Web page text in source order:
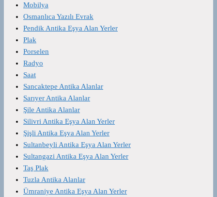
Mobilya
Osmanlıca Yazılı Evrak
Pendik Antika Eşya Alan Yerler
Plak
Porselen
Radyo
Saat
Sancaktepe Antika Alanlar
Sarıyer Antika Alanlar
Şile Antika Alanlar
Silivri Antika Eşya Alan Yerler
Şişli Antika Eşya Alan Yerler
Sultanbeyli Antika Eşya Alan Yerler
Sultangazi Antika Eşya Alan Yerler
Taş Plak
Tuzla Antika Alanlar
Ümraniye Antika Eşya Alan Yerler